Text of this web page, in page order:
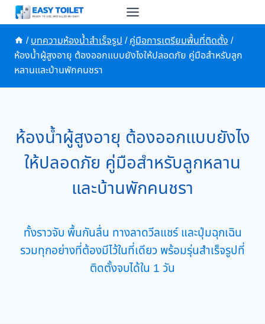
Skip
to
content
/บทความห้องน้ำสำเร็จรูป/คู่มือการเตรียมพื้นที่ติดตั้ง/
ห้องน้ำผู้สูงอายุ ต้องออกแบบยังไงให้ปลอดภัย คู่มือสำหรับลูก
หลานและบ้านพักคนชรา
ห้องน้ำผู้สูงอายุ ต้องออกแบบยังไง
ให้ปลอดภัย คู่มือสำหรับลูกหลาน
และบ้านพักคนชรา
ทั้งราวจับ พื้นกันลื่น ทางลาดวีลแชร์ และปุ่มฉุกเฉิน
รวมทุกอย่างที่ต้องมีไว้ในที่เดียว พร้อมรุ่นสำเร็จรูปที่
ติดตั้งจบได้ใน 1 วัน